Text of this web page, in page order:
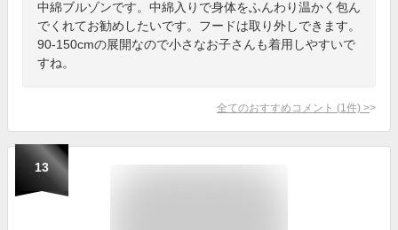
中綿ブルゾンです。中綿入りで身体をふんわり温かく包ん
でくれてお勧めしたいです。フードは取り外しできます。
90-150cmの展開なので小さなお子さんも着用しやすいで
すね。
全てのおすすめコメント (1 件) >
13